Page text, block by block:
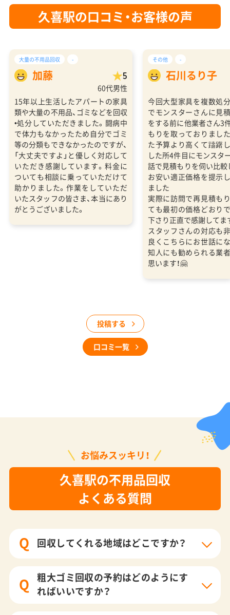
久喜駅の口コミ・お客様の声
大量の不用品回収 -
加藤 5
60代男性
15年以上生活したアパートの家具
類や大量の不用品、ゴミなどを回収
•処分していただきました。闘病中
で体力もなかったため自分でゴミ
等の分類もできなかったのですが、
「大丈夫ですよ」と優しく対応して
いただき感謝しています。料金に
ついても相談に乗っていただけて
助かりました。作業をしていただ
いたスタッフの皆さま、本当にあり
がとうございました。
その他 -
石川るり子
今回大型家具を複数処
でモンスターさんに見
をする前に他業者さん3
もりを取っておりまし
た予算より高くて躊躇
した所4件目にモンスタ
話で見積もりを伺い比
お安い適正価格を提示
ました
実際に訪問で再見積も
ても最初の価格どおり
下さり正直で感謝してま
スタッフさんの対応も
良くこちらにお世話に
知人にも勧められる業
思います！🤗
投稿する
口コミ一覧
お悩みスッキリ！
久喜駅の不用品回収
よくある質問
Q 回収してくれる地域はどこですか？
Q
粗大ゴミ回収の予約はどのようにす
ればいいですか？